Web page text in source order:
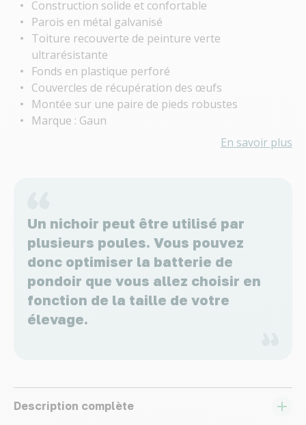
Construction solide et confortable
Parois en métal galvanisé
Toiture recouverte de peinture verte
ultrarésistante
Fonds en plastique perforé
Couvercles de récupération des œufs
Montée sur une paire de pieds robustes
Marque : Gaun
En savoir plus
Un nichoir peut être utilisé par
plusieurs poules. Vous pouvez
donc optimiser la batterie de
pondoir que vous allez choisir en
fonction de la taille de votre
élevage.
Description complète